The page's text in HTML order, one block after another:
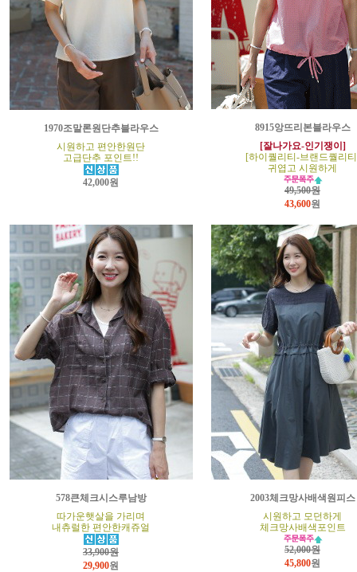
1970조말론원단추블라우스
시원하고 편안한원단
고급단추 포인트!!
42,000원
8915앙뜨리본블라우스
[잘나가요-인기쟁이]
[하이퀄리티-브랜드퀄리
귀엽고 시원하게
49,500원
43,600원
578큰체크시스루남방
따가운햇살을 가리며
내츄럴한 편안한캐쥬얼
33,900원
29,900원
2003체크망사배색원피스
시원하고 모던하게
체크망사배색포인트
52,000원
45,800원